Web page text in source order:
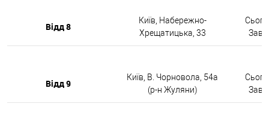
Відд 8
Київ, Набережно-
Хрещатицька, 33
Відд 9
Київ, В. Чорновола, 54а
(р-н Жуляни)